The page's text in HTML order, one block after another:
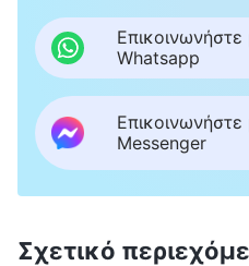
Whatsapp
Messenger
Σχετικό